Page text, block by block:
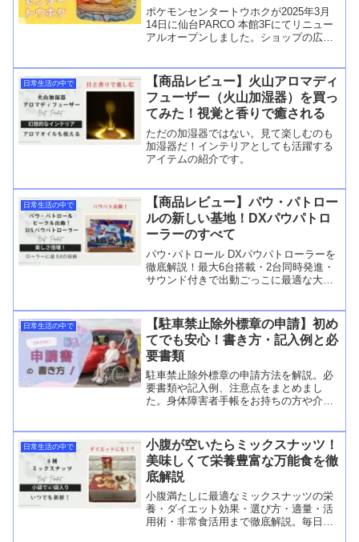
ポケモンセンタートウホクが2025年3月
14日に仙台PARCO 本館3Fにてリニュー
アルオープンしました。ショップの広さ
で、商品も選びやすかったです。店内は
東北地方の代ReedMore...
日常生活の中で
【商品レビュー】火山アロマディ
フューザー（火山加湿器）を買っ
てみた！視覚と香りで癒される
ただの加湿器ではない。見て楽しむのも
加湿器だ！インテリアとしても活躍する
アイテムの紹介です。
日常生活の中で
【商品レビュー】パウ・パトロー
ルの新しい基地！DXパウパトロ
ーラーのすべて
パウ･パトロール DXパウパトローラーを
徹底解説！最大6台搭載・2台同時発進・
サウンド付きで出動ごっこに最適な大型
日常生活の中で
【駐車禁止除外標章の申請】初め
てでも安心！書き方・記入例と必
要書類
駐車禁止除外標章の申請方法を解説。必
要書類や記入例、注意点をまとめまし
た。身体障害者手帳をお持ちの方や介護
紹介します。
日常生活の中で
小腹が空いたらミックスナッツ！
美味しくて栄養豊富な万能食を徹
底解説
小腹満たしに最適なミックスナッツの栄
養・ダイエット効果・選び方・適量・活
用術・非常食活用まで徹底解説。毎日を